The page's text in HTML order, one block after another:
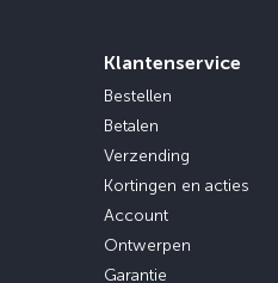
Klantenservice
Bestellen
Betalen
Verzending
Kortingen en acties
Account
Ontwerpen
Garantie